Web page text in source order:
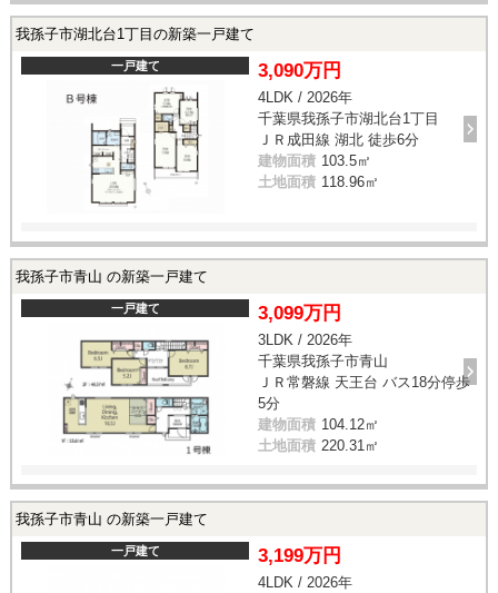
我孫子市湖北台1丁目の新築一戸建て
一戸建て 3,090万円
4LDK / 2026年
千葉県我孫子市湖北台1丁目
ＪＲ成田線 湖北 徒歩6分
建物面積 103.5㎡
土地面積 118.96㎡
我孫子市青山 の新築一戸建て
一戸建て 3,099万円
3LDK / 2026年
千葉県我孫子市青山
ＪＲ常磐線 天王台 バス18分停歩
5分
建物面積 104.12㎡
土地面積 220.31㎡
我孫子市青山 の新築一戸建て
一戸建て 3,199万円
4LDK / 2026年